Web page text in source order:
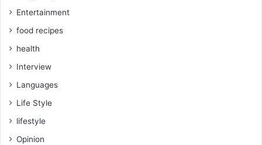
Entertainment
food recipes
health
Interview
Languages
Life Style
lifestyle
Opinion